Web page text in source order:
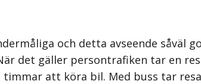
och detta avseende såväl
det gäller persontrafiken tar en
att köra bil. Med buss tar